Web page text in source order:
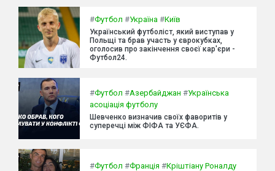
#Футбол #Україна #Київ
Український футболіст, який виступав у
Польщі та брав участь у єврокубках,
оголосив про закінчення своєї кар'єри -
Футбол24.
#Футбол #Азербайджан #Українська
асоціація футболу
Шевченко визначив своїх фаворитів у
суперечці між ФІФА та УЄФА.
#Футбол #Франція #Кріштіану Роналду